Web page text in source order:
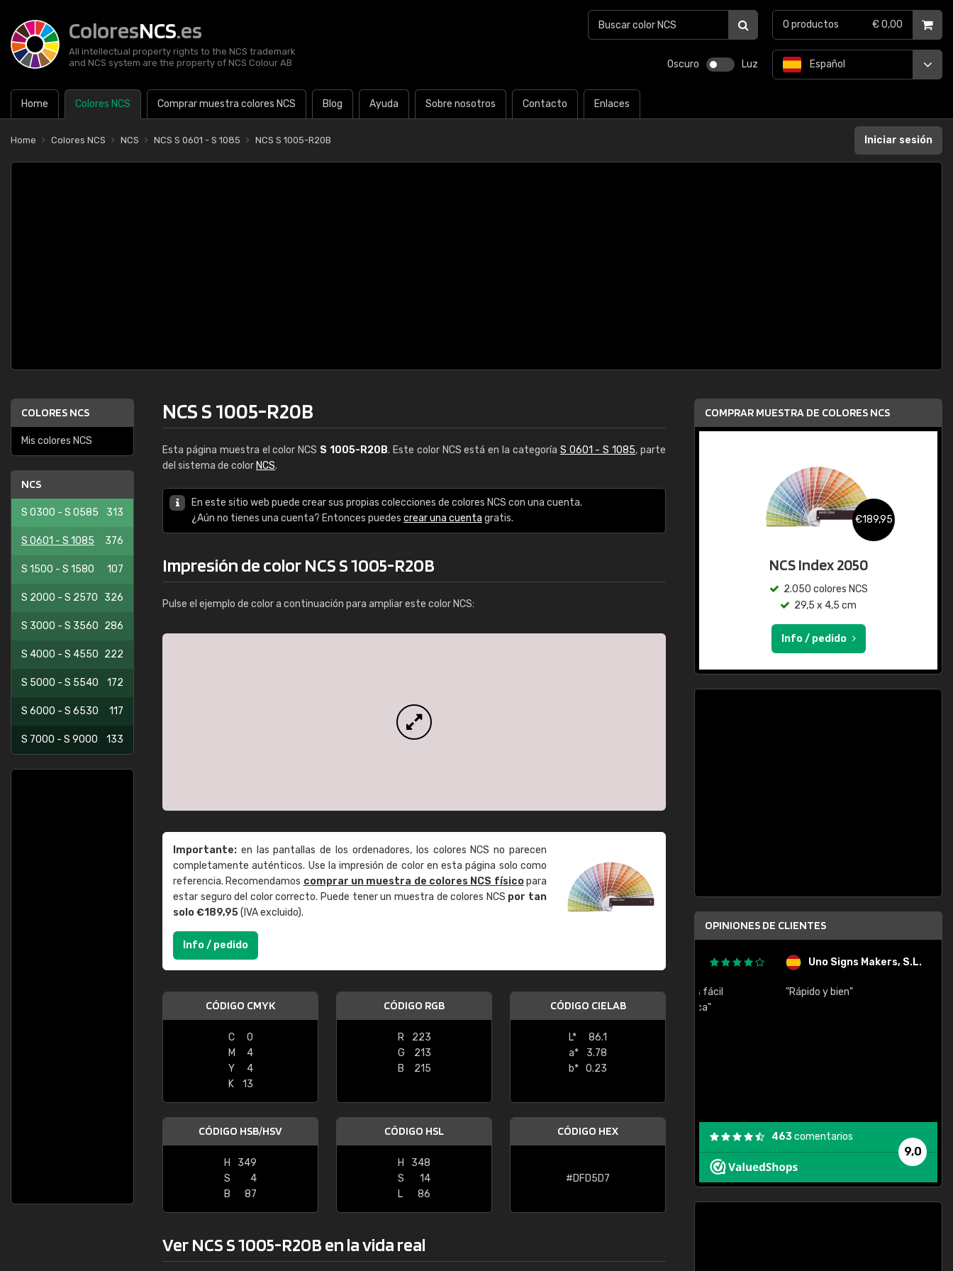
ColoresNCS.es
All intellectual property rights to the NCS trademark
and NCS system are the property of NCS Colour AB
Oscuro Luz
Home Colores NCS Comprar muestra colores NCS Blog Ayuda Sobre nosotros Contacto Enlaces
Español
0 productos € 0,00
Home Colores NCS NCS NCS S 0601 - S 1085 NCS S 1005-R20B Iniciar sesión
COLORES NCS
Mis colores NCS
NCS
S 0300 - S 0585 313
S 0601 - S 1085 376
S 1500 - S 1580 107
S 2000 - S 2570 326
S 3000 - S 3560 286
S 4000 - S 4550 222
S 5000 - S 5540 172
S 6000 - S 6530 117
S 7000 - S 9000 133
NCS S 1005-R20B
Esta página muestra el color NCS S 1005-R20B. Este color NCS está en la categoría S 0601 - S 1085, parte
del sistema de color NCS.
En este sitio web puede crear sus propias colecciones de colores NCS con una cuenta.
¿Aún no tienes una cuenta? Entonces puedes crear una cuenta gratis.
Impresión de color NCS S 1005-R20B
Pulse el ejemplo de color a continuación para ampliar este color NCS:
Importante: en las pantallas de los ordenadores, los colores NCS no parecen
completamente auténticos. Use la impresión de color en esta página solo como
referencia. Recomendamos comprar un muestra de colores NCS físicopara
estar seguro del color correcto. Puede tener un muestra de colores NCS por tan
solo €189,95(IVA excluido).
Info / pedido
CÓDIGO CMYK
C
0
M
4
Y
4
K
13
CÓDIGO RGB
R
223
G
213
B
215
CÓDIGO CIELAB
L*
86.1
a*
3.78
b* 0.23
CÓDIGO HSB/HSV
H
349
S
4
B
87
CÓDIGO HSL
H
348
S
14
L
86
CÓDIGO HEX
#DFD5D7
Ver NCS S 1005-R20B en la vida real
COMPRAR MUESTRA DE COLORES NCS
€189,95
NCS Index 2050
2.050 colores NCS
29,5 x 4,5 cm
Info / pedido
OPINIONES DE CLIENTES
"Buen servicio. No obstante No es fácil
encontrar/comprar lo que se busca"
Uno Signs Makers, S.L.
"Rápido y bien"
9,0
463comentarios